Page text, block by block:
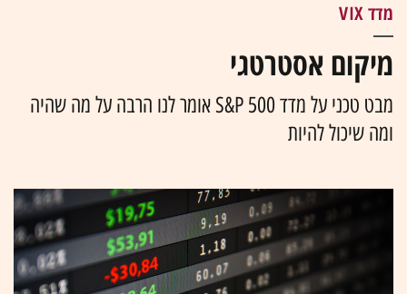
מדד VIX
מיקום אסטרטגי
מבט טכני על מדד S&P 500 אומר לנו הרבה על מה שהיה
ומה שיכול להיות